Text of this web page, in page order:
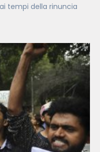
tempi della rinuncia